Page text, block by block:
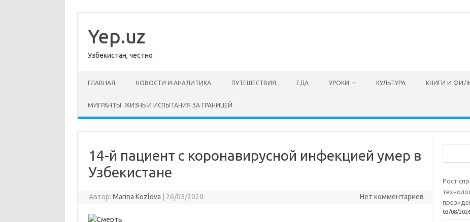
содержимому
Yep.uz
Узбекистан, честно
ГЛАВНАЯ НОВОСТИ И АНАЛИТИКА ПУТЕШЕСТВИЯ ЕДА УРОКИ КУЛЬТУРА КНИГИ И
МИГРАНТЫ: ЖИЗНЬ И ИСПЫТАНИЯ ЗА ГРАНИЦЕЙ
14-й пациент с коронавирусной инфекцией умер в
Узбекистане
Автор: Marina Kozlova 26/05/2020 Нет комментариев
Рост
03/08/